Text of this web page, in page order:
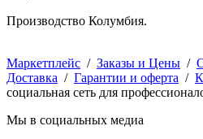
Производство Колумбия.
Маркетплейс / Заказы и Цены /
Доставка / Гарантии и оферта /
социальная сеть для
Мы в социальных медиа